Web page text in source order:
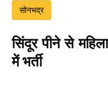
सोनभद्र
सिंदूर पीने से
में भर्ती